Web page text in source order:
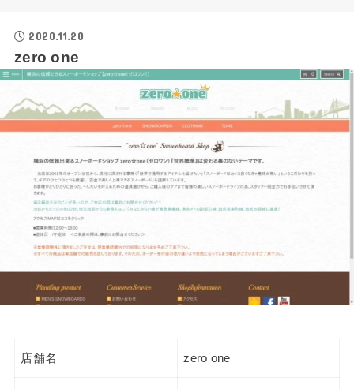
2020.11.20
zero one
店舗名 zero one